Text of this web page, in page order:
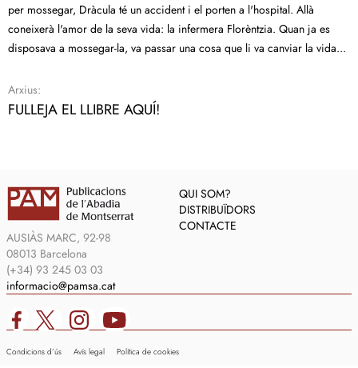
per mossegar, Dràcula té un accident i el porten a l'hospital. Allà
coneixerà l'amor de la seva vida: la infermera Florèntzia. Quan ja es
disposava a mossegar-la, va passar una cosa que li va canviar la vida...
Arxius:
FULLEJA EL LLIBRE AQUÍ!
AUSIÀS MARC, 92-98
08013 Barcelona
(+34) 93 245 03 03
informacio@pamsa.cat
QUI SOM?
DISTRIBUÏDORS
CONTACTE
Condicions d’ús Avís legal Política de cookies